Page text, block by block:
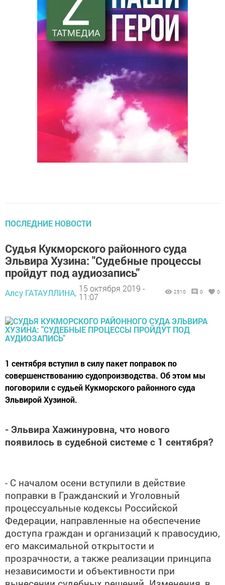
ПОСЛЕДНИЕ НОВОСТИ
Судья Кукморского районного суда
Эльвира Хузина: "Судебные процессы
пройдут под аудиозапись"
Алсу ГАТАУЛЛИНА, 15 октября 2019 -
11:07
2510 0 0
1 сентября вступил в силу пакет поправок по
совершенствованию судопроизводства. Об этом мы
поговорили с судьей Кукморского районного суда
Эльвирой Хузиной.
- Эльвира Хажинуровна, что нового
появилось в судебной системе с 1 сентября?
- С началом осени вступили в действие
поправки в Гражданский и Уголовный
процессуальные кодексы Российской
Федерации, направленные на обеспечение
доступа граждан и организаций к правосудию,
его максимальной открытости и
прозрачности, а также реализации принципа
независимости и объективности при